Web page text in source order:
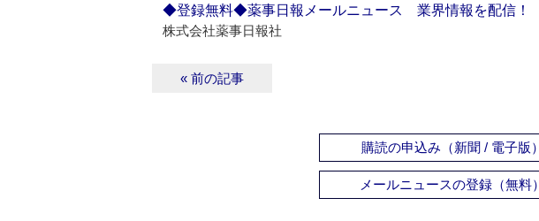
◆登録無料◆薬事日報メールニュース 業界情報を配信！
株式会社薬事日報社
« 前の記事
購読の申込み（新聞 / 電子版）
メールニュースの登録（無料）